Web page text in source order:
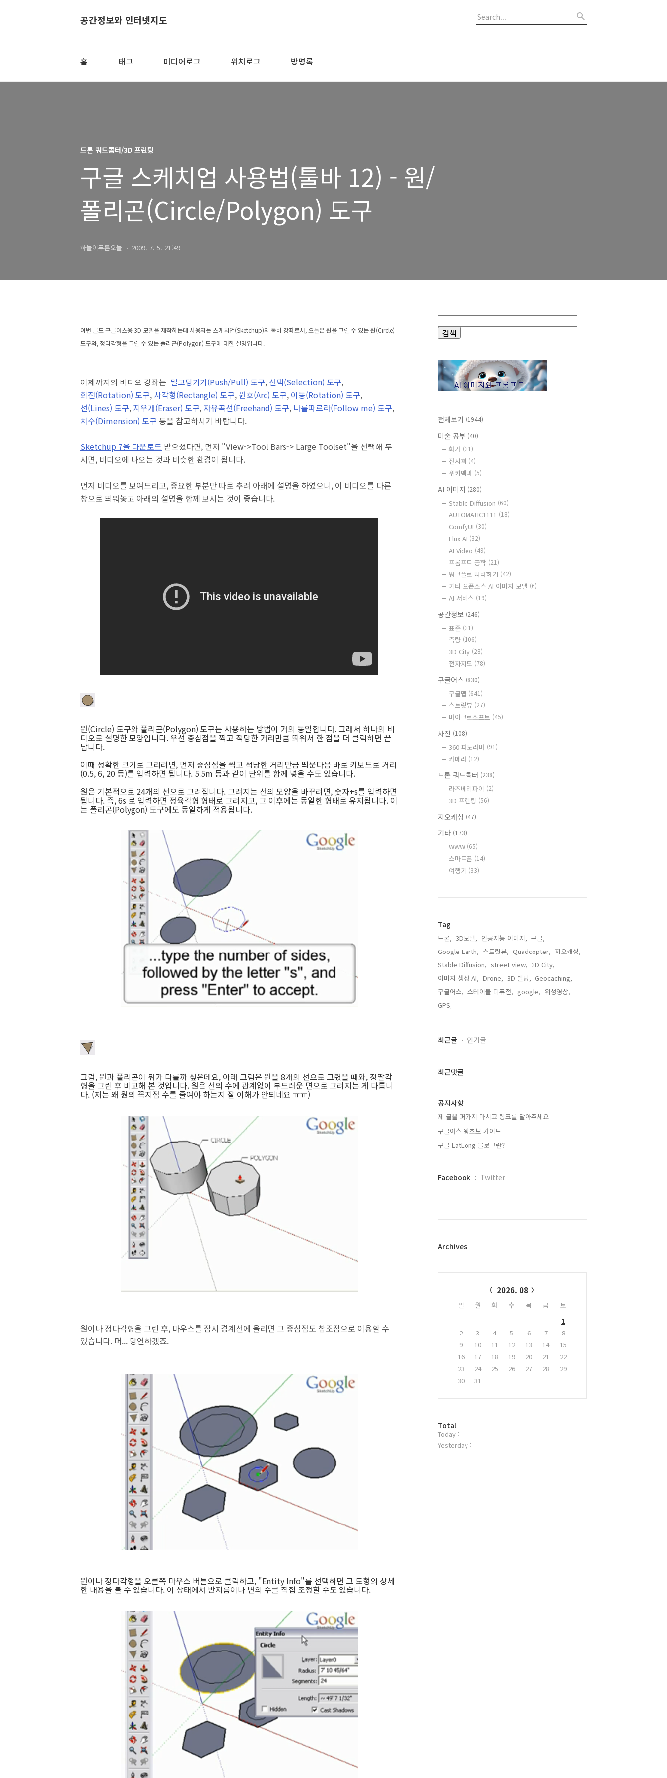
공간정보와 인터넷지도
홈 태그 미디어로그 위치로그 방명록
드론 쿼드콥터/3D 프린팅
구글 스케치업 사용법(툴바 12) - 원/
폴리곤(Circle/Polygon) 도구
하늘이푸른오늘 2009. 7. 5. 21:49
이번 글도 구글어스용 3D 모델을 제작하는데 사용되는 스케치업(Sketchup)의 툴바 강좌로서, 오늘은 원을 그릴 수 있는 원(Circle)
도구와, 정다각형을 그릴 수 있는 폴리곤(Polygon) 도구에 대한 설명입니다.
이제까지의 비디오 강좌는 밀고당기기(Push/Pull) 도구, 선택(Selection) 도구,
회전(Rotation) 도구, 사각형(Rectangle) 도구, 원호(Arc) 도구, 이동(Rotation) 도구,
선(Lines) 도구, 지우개(Eraser) 도구, 자유곡선(Freehand) 도구, 나를따르라(Follow me) 도구,
치수(Dimension) 도구 등을 참고하시기 바랍니다.
Sketchup 7을 다운로드 받으셨다면, 먼저 "View->Tool Bars-> Large Toolset"을 선택해 두
시면, 비디오에 나오는 것과 비슷한 환경이 됩니다.
먼저 비디오를 보여드리고, 중요한 부분만 따로 추려 아래에 설명을 하였으니, 이 비디오를 다른
창으로 띄워놓고 아래의 설명을 함께 보시는 것이 좋습니다.
원(Circle) 도구와 폴리곤(Polygon) 도구는 사용하는 방법이 거의 동일합니다. 그래서 하나의 비
디오로 설명한 모양입니다. 우선 중심점을 찍고 적당한 거리만큼 띄워서 한 점을 더 클릭하면 끝
납니다.
이때 정확한 크기로 그리려면, 먼저 중심점을 찍고 적당한 거리만큼 띄운다음 바로 키보드로 거리
(0.5, 6, 20 등)를 입력하면 됩니다. 5.5m 등과 같이 단위를 함께 넣을 수도 있습니다.
원은 기본적으로 24개의 선으로 그려집니다. 그려지는 선의 모양을 바꾸려면, 숫자+s를 입력하면
됩니다. 즉, 6s 로 입력하면 정육각형 형태로 그려지고, 그 이후에는 동일한 형태로 유지됩니다. 이
는 폴리곤(Polygon) 도구에도 동일하게 적용됩니다.
그럼, 원과 폴리곤이 뭐가 다를까 싶은데요, 아래 그림은 원을 8개의 선으로 그렸을 때와, 정팔각
형을 그린 후 비교해 본 것입니다. 원은 선의 수에 관계없이 부드러운 면으로 그려지는 게 다릅니
다. (저는 왜 원의 꼭지점 수를 줄여야 하는지 잘 이해가 안되네요 ㅠㅠ)
원이나 정다각형을 그린 후, 마우스를 잠시 경계선에 올리면 그 중심점도 참조점으로 이용할 수
있습니다. 머... 당연하겠죠.
원이나 정다각형을 오른쪽 마우스 버튼으로 클릭하고, "Entity Info"를 선택하면 그 도형의 상세
한 내용을 볼 수 있습니다. 이 상태에서 반지름이나 변의 수를 직접 조정할 수도 있습니다.
전체보기 (1944)
미술 공부 (40)
화가 (31)
전시회 (4)
위키백과 (5)
AI 이미지 (280)
Stable Diffusion (60)
AUTOMATIC1111 (18)
ComfyUI (30)
Flux AI (32)
AI Video (49)
프롬프트 공학 (21)
워크플로 따라하기 (42)
기타 오픈소스 AI 이미지 모델 (6)
AI 서비스 (19)
공간정보 (246)
표준 (31)
측량 (106)
3D City (28)
전자지도 (78)
구글어스 (830)
구글맵 (641)
스트릿뷰 (27)
마이크로소프트 (45)
사진 (108)
360 파노라마 (91)
카메라 (12)
드론 쿼드콥터 (238)
라즈베리파이 (2)
3D 프린팅 (56)
지오캐싱 (47)
기타 (173)
WWW (65)
스마트폰 (14)
여행기 (33)
Tag
드론, 3D모델, 인공지능 이미지, 구글,
Google Earth, 스트릿뷰, Quadcopter, 지오캐싱,
Stable Diffusion, street view, 3D City,
이미지 생성 AI, Drone, 3D 빌딩, Geocaching,
구글어스, 스테이블 디퓨전, google, 위성영상,
GPS,
최
과
글
최근글 인기글
최근댓글
공지사항
제 글을 퍼가지 마시고 링크를 달아주세요
구글어스 왕초보 가이드
구글 LatLong 블로그란?
페
플
Facebook Twitter
Archives
2026. 08
일 월 화 수 목 금
토
1
2
3 4 5 6 7
8
9
10 11 12 13 14
15
16
17 18 19 20 21
22
23
24 25 26 27 28
29
30
31
방
문
자
Total
Today :
Yesterday :